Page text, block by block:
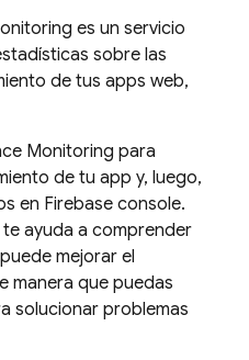
es un servicio
sobre las
de tus apps web,
Monitoring para
de tu app y, luego,
en Firebase console.
te ayuda a comprender
mejorar el
manera que puedas
solucionar problemas